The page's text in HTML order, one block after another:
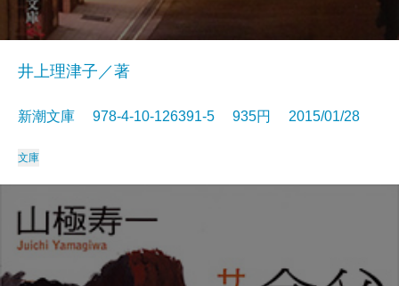
井上理津子／著
新潮文庫 978-4-10-126391-5 935円 2015/01/28
文庫